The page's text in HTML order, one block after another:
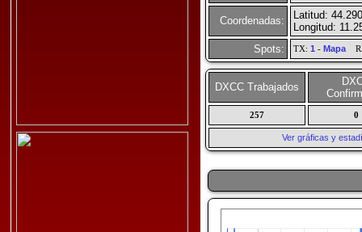
Coordenadas:
Latitud: 44.290
Longitud:
Spots:
TX: 1 - Mapa
DXCC Trabajados
257 0
Ver gráficas y